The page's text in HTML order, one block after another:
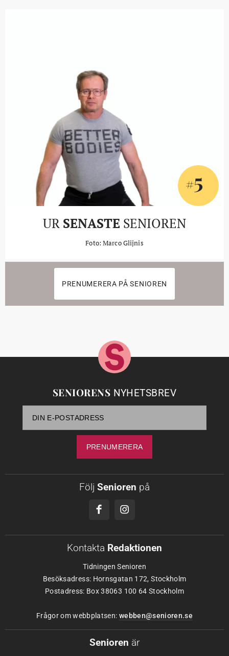
#5
UR SENASTE SENIOREN
Foto: Marco Glijnis
PRENUMERERA PÅ SENIOREN
SENIORENS NYHETSBREV
Följ Senioren på
Kontakta Redaktionen
Tidningen Senioren
Besöksadress: Hornsgatan 172, Stockholm
Postadress: Box 38063 100 64 Stockholm
Frågor om webbplatsen: webben@senioren.se
Senioren är